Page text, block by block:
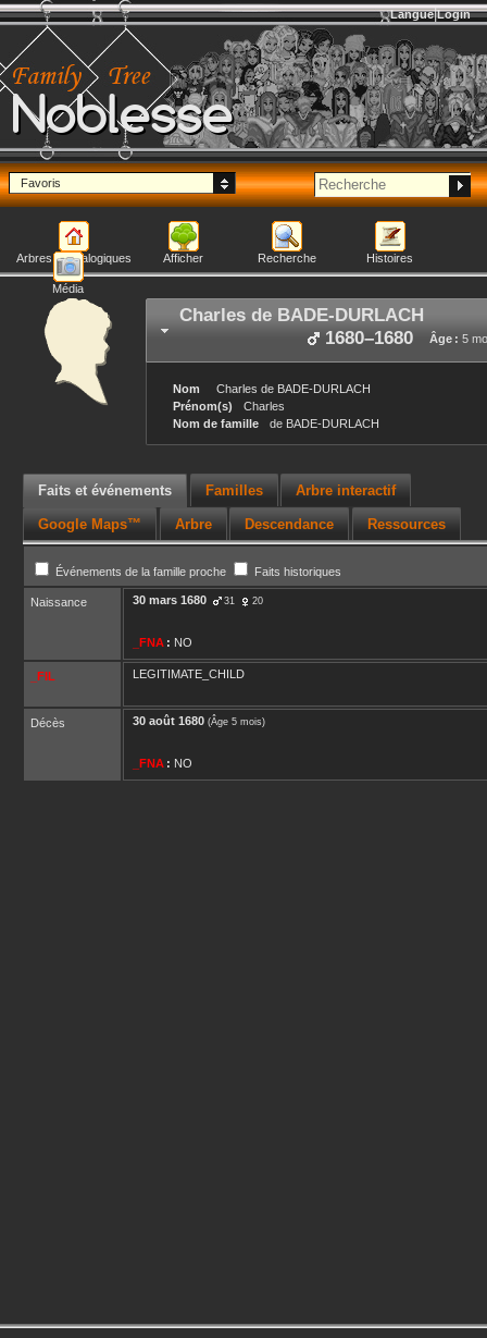
Noblesse
Langue Login
Favoris
Arbres généalogiques Afficher Recherche Histoires
Média
Charles de BADE-DURLACH
Âge : 5
1680–1680
Nom Charles de BADE-DURLACH
Prénom(s)
Charles
Nom de famille
de BADE-DURLACH
Faits et événements Familles Arbre interactif
Google Maps™ Arbre Descendance Ressources
Événements de la famille proche Faits historiques
Naissance 30 mars 1680 31 20
_FNA : NO
_FIL LEGITIMATE_CHILD
Décès 30 août 1680 (Âge 5 mois)
_FNA : NO